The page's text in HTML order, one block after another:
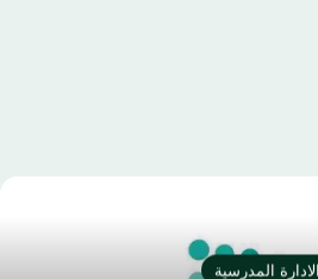
الادارة المدرسية